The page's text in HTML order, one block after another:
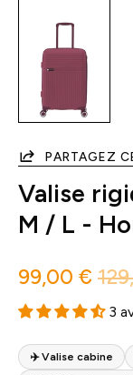
PARTAGEZ
Valise
M / L -
99,00 €
3
✈️ Valise cabine